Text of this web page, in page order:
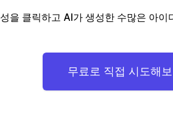
을 클릭하고 AI가 생성한 수많은 아이
무료로 직접 시도해